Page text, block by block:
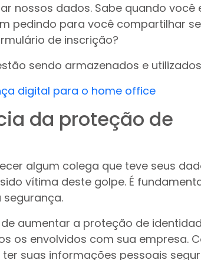
nossos dados. Sabe quando você
pedindo para você compartilhar
de inscrição?
sendo armazenados e
digital para o home office
da proteção de
algum colega que teve seus
vítima deste golpe. É
aumentar a proteção de
os envolvidos com sua empresa.
suas informações pessoais